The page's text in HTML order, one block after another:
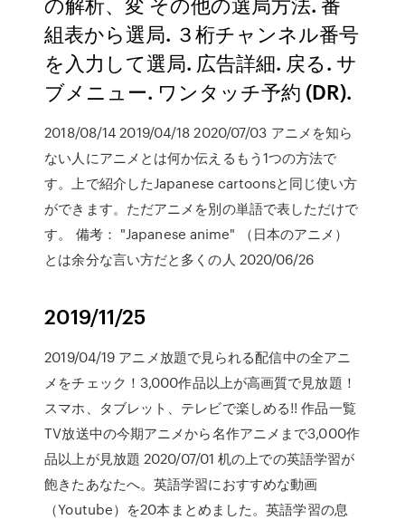
組表から選局. ３桁チャンネル番号
を入力して選局. 広告詳細. 戻る. サ
ブメニュー. ワンタッチ予約 (DR).
2018/08/14 2019/04/18 2020/07/03 アニメを知ら
ない人にアニメとは何か伝えるもう1つの方法で
す。上で紹介したJapanese cartoonsと同じ使い方
ができます。ただアニメを別の単語で表しただけで
す。 備考： "Japanese anime" （日本のアニメ）
とは余分な言い方だと多くの人 2020/06/26
2019/11/25
2019/04/19 アニメ放題で見られる配信中の全アニ
メをチェック！3,000作品以上が高画質で見放題！
スマホ、タブレット、テレビで楽しめる!! 作品一覧
TV放送中の今期アニメから名作アニメまで3,000作
品以上が見放題 2020/07/01 机の上での英語学習が
飽きたあなたへ。英語学習におすすめな動画
（Youtube）を20本まとめました。英語学習の息